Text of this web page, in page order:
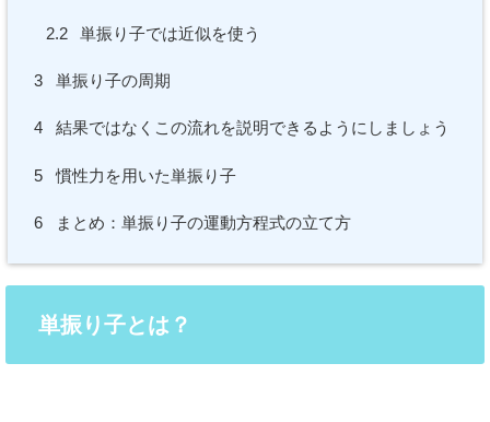
2.2 単振り子では近似を使う
3 単振り子の周期
4 結果ではなくこの流れを説明できるようにしましょう
5 慣性力を用いた単振り子
6 まとめ：単振り子の運動方程式の立て方
単振り子とは？